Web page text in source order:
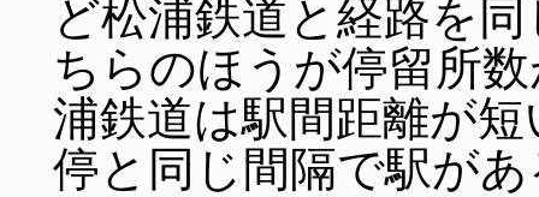
ど松浦鉄道と経路を
ちらのほうが停留所
浦鉄道は駅間距離が
停と同じ間隔で駅が